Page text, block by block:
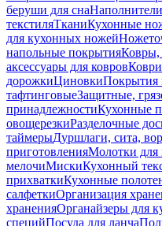
беруши для сна
текстиляТканиКухонные
для кухонных ножей
напольные покрытия
аксессуары для ковров
дорожкиЦиновкиПокрытия
тафтинговыеЗащитные,
принадлежностиКухонные
овощерезкиРазделочные
таймерыДуршлаги, сита,
приготовленияМолотки для
мелочиМискиКухонный
прихваткиКухонные
салфеткиОрганизация
храненияОрганайзеры для
специйПосуда для ланча